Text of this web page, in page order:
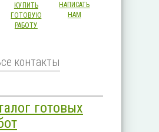
КУПИТЬ
ГОТОВУЮ
РАБОТУ
НАПИСАТЬ
НАМ
контакты
готовых